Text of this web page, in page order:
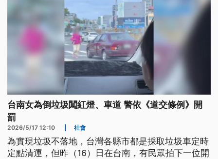
台南女為倒垃圾闖紅燈、車道 警依《道交條例》開
罰
2026/5/17 12:10 社會
為實現垃圾不落地，台灣各縣市都是採取垃圾車定時
定點清運，但昨（16）日在台南，有民眾拍下一位開